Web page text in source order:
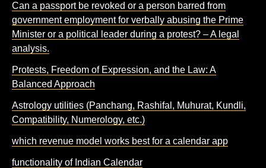
Can a passport be revoked or a person barred from
government employment for verbally abusing the Prime
Minister or a political leader during a protest? – A legal
analysis.
Protests, Freedom of Expression, and the Law: A
Balanced Approach
Astrology utilities (Panchang, Rashifal, Muhurat, Kundli,
Compatibility, Numerology, etc.)
which revenue model works best for a calendar app
functionality of Indian Calendar